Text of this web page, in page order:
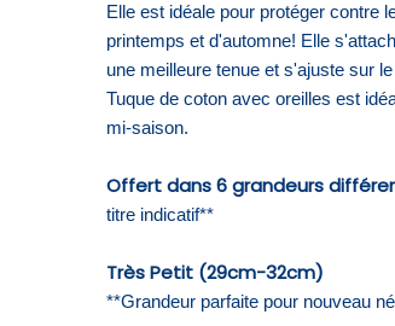
Elle est idéale pour protéger contre
printemps et d'automne! Elle
une meilleure tenue et s'ajuste sur
Tuque de coton avec oreilles est
mi-saison.
Offert dans 6 grandeurs
titre indicatif**
Très Petit (29cm-32cm)
**Grandeur parfaite pour nouveau né